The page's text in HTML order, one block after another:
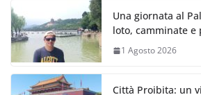
Una giornata al
loto, camminate
1 Agosto 2026
Città Proibita: un